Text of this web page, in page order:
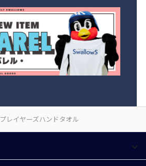
プレイヤーズハンドタオル